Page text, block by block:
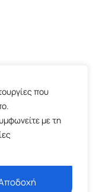
που
με τη